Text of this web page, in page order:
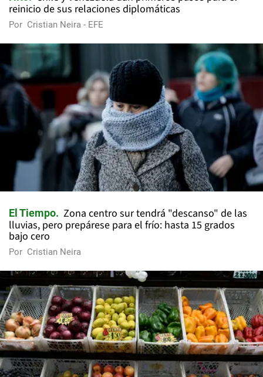
reinicio de sus relaciones diplomáticas
Por Cristian Neira - EFE
El Tiempo
Zona centro sur tendrá "descanso" de las
lluvias, pero prepárese para el frío: hasta 15 grados
bajo cero
Por Cristian Neira